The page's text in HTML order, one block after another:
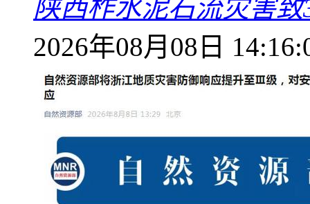
陕西柞水泥石流灾害
2026年08月08日